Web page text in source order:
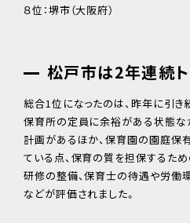
８位：堺市（大阪府）
松戸市は2年連続ト
総合1位になったのは、昨年に引
保育所の定員に余裕がある状態な
計画があるほか、保育園の園庭保
ている点、保育の質を担保するため
研修の整備、保育士の待遇や労働
などが評価されました。